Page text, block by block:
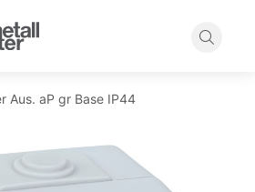
Suche
Aus. aP gr Base IP44